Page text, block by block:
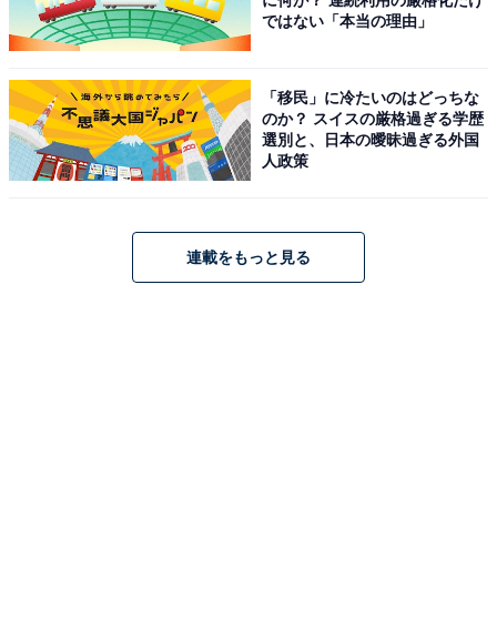
ではない「本当の理由」
「移民」に冷たいのはどっちな
のか？ スイスの厳格過ぎる学歴
選別と、日本の曖昧過ぎる外国
人政策
連載をもっと見る